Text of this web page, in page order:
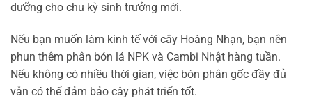
dưỡng cho chu kỳ sinh trưởng mới.
Nếu bạn muốn làm kinh tế với cây Hoàng Nhạn, bạn nên
phun thêm phân bón lá NPK và Cambi Nhật hàng tuần.
Nếu không có nhiều thời gian, việc bón phân gốc đầy đủ
vẫn có thể đảm bảo cây phát triển tốt.